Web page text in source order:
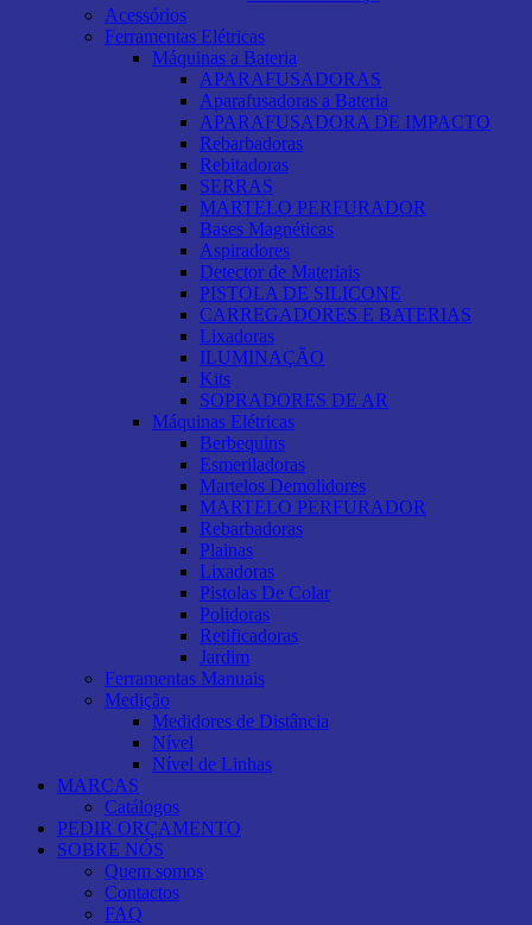
Acessórios
Ferramentas Elétricas
Máquinas a Bateria
APARAFUSADORAS
Aparafusadoras a Bateria
APARAFUSADORA DE IMPACTO
Rebarbadoras
Rebitadoras
SERRAS
MARTELO PERFURADOR
Bases Magnéticas
Aspiradores
Detector de Materiais
PISTOLA DE SILICONE
CARREGADORES E BATERIAS
Lixadoras
ILUMINAÇÃO
Kits
SOPRADORES DE AR
Máquinas Elétricas
Berbequins
Esmeriladoras
Martelos Demolidores
MARTELO PERFURADOR
Rebarbadoras
Plainas
Lixadoras
Pistolas De Colar
Polidoras
Retificadoras
Jardim
Ferramentas Manuais
Medição
Medidores de Distância
Nível
Nível de Linhas
MARCAS
Catálogos
PEDIR ORÇAMENTO
SOBRE NÓS
Quem somos
Contactos
FAQ